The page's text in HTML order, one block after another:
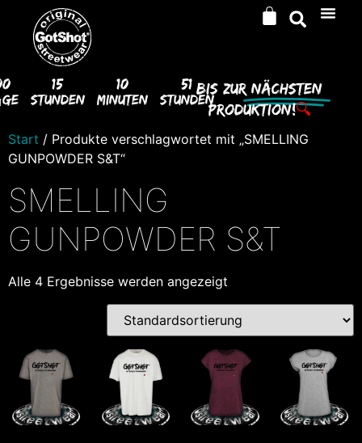
15
Stunden
10
Minuten
51
Stunden
Bis ZurNächsten
Produktion!🔍
Start / Produkte verschlagwortet mit „SMELLING
GUNPOWDER S&T“
SMELLING
GUNPOWDER S&T
Alle 4 Ergebnisse werden angezeigt